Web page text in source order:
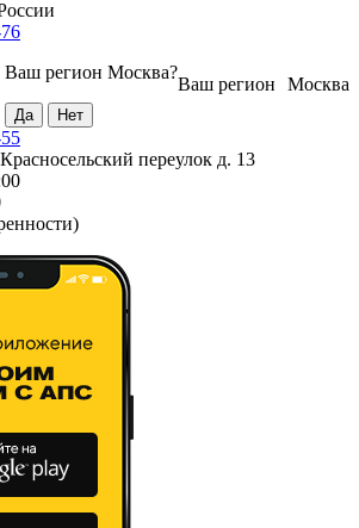
Москва
Ваш регион
Ваш регион Москва?
переулок д. 13